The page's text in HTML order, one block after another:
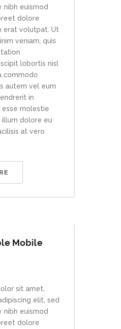
nibh euismod
dolore
erat volutpat. Ut
veniam, quis
lobortis nisl
commodo
autem vel eum
in
molestie
illum dolore eu
at vero
Mobile
sit amet,
elit, sed
nibh euismod
dolore